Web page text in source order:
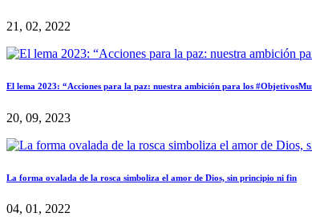
21, 02, 2022
El lema 2023: “Acciones para la paz: nuestra ambición para los
20, 09, 2023
La forma ovalada de la rosca simboliza el amor de Dios, sin principio ni fin
04, 01, 2022